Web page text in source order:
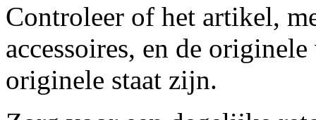
Controleer of het artikel,
accessoires, en de
originele staat zijn.